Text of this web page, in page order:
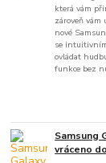
která vám
zároveň
nové
se
ovládat
funkce bez
Samsung
vráceno